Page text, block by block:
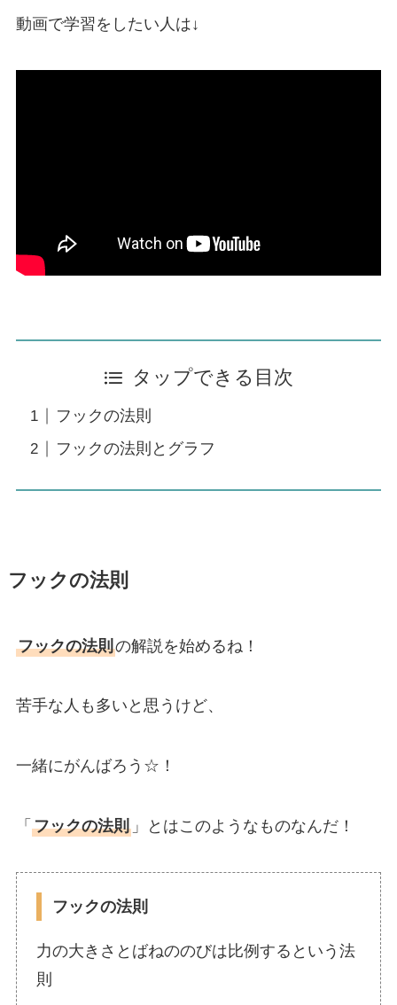
動画で学習をしたい人は↓
タップできる目次
フックの法則
フックの法則とグラフ
フックの法則
フックの法則の解説を始めるね！
苦手な人も多いと思うけど、
一緒にがんばろう☆！
「 フックの法則」とはこのようなものなんだ！
フックの法則
力の大きさとばねののびは比例するという法
則